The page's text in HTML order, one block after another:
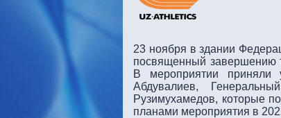
23 ноября в здании
посвященный завершению
В мероприятии приняли
Абдувалиев,
Рузимухамедов, которые
планами мероприятия в